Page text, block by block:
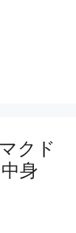
クド
身